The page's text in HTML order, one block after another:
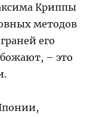
Криппы
методов
его
– это